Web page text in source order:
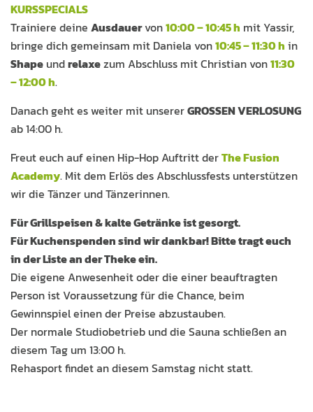
KURSSPECIALS
Trainiere deine Ausdauervon10:00 – 10:45 h mit Yassir,
bringe dich gemeinsam mit Daniela von10:45 – 11:30 h in
Shape undrelaxezum Abschluss mit Christian von11:30
– 12:00 h.
Danach geht es weiter mit unsererGROSSEN VERLOSUNG
ab 14:00 h.
Freut euch auf einen Hip-Hop Auftritt derThe Fusion
Academy. Mit dem Erlös des Abschlussfests unterstützen
wir die Tänzer und Tänzerinnen.
Für Grillspeisen & kalte Getränke ist gesorgt.
Für Kuchenspenden sind wir dankbar! Bitte tragt euch
in der Liste an der Theke ein.
Die eigene Anwesenheit oder die einer beauftragten
Person ist Voraussetzung für die Chance, beim
Gewinnspiel einen der Preise abzustauben.
Der normale Studiobetrieb und die Sauna schließen an
diesem Tag um 13:00 h.
Rehasport findet an diesem Samstag nicht statt.